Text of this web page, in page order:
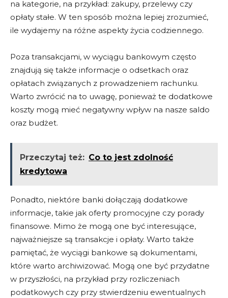
na kategorie, na przykład: zakupy, przelewy czy
opłaty stałe. W ten sposób można lepiej zrozumieć,
ile wydajemy na różne aspekty życia codziennego.
Poza transakcjami, w wyciągu bankowym często
znajdują się także informacje o odsetkach oraz
opłatach związanych z prowadzeniem rachunku.
Warto zwrócić na to uwagę, ponieważ te dodatkowe
koszty mogą mieć negatywny wpływ na nasze saldo
oraz budżet.
Przeczytaj też: Co to jest zdolność
kredytowa
Ponadto, niektóre banki dołączają dodatkowe
informacje, takie jak oferty promocyjne czy porady
finansowe. Mimo że mogą one być interesujące,
najważniejsze są transakcje i opłaty. Warto także
pamiętać, że wyciągi bankowe są dokumentami,
które warto archiwizować. Mogą one być przydatne
w przyszłości, na przykład przy rozliczeniach
podatkowych czy przy stwierdzeniu ewentualnych